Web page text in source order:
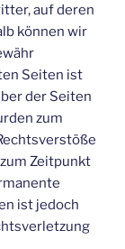
auf deren
können wir
Seiten ist
der Seiten
zum
Zeitpunkt
ist jedoch